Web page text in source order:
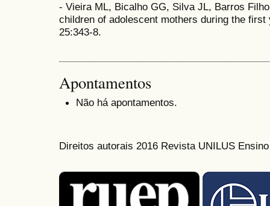
- Vieira ML, Bicalho GG, Silva JL, Barros
children of adolescent mothers during the
25:343-8.
Apontamentos
Não há apontamentos.
Direitos autorais 2016 Revista UNILUS